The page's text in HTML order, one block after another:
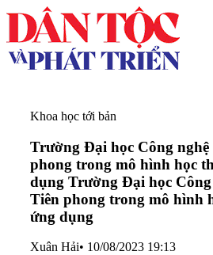
Khoa học tới bản
Trường Đại học Công
phong trong mô hình học
dụng Trường Đại học
Tiên phong trong mô hình
ứng dụng
Xuân Hải• 10/08/2023 19:13